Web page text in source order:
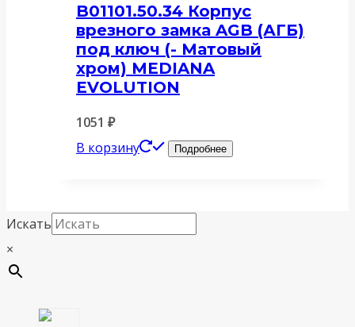
B01101.50.34 Корпус
врезного замка AGB (АГБ)
под ключ (- Матовый
хром) MEDIANA
EVOLUTION
1051 ₽
В корзину
Подробнее
Искать
×